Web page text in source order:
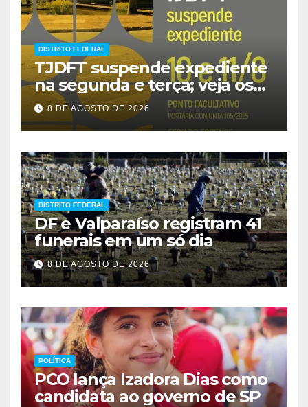
DISTRITO FEDERAL
TJDFT suspende expediente
na segunda e terça; veja os
prazos
8 DE AGOSTO DE 2026
DISTRITO FEDERAL
DF e Valparaíso registram 41
funerais em um só dia
8 DE AGOSTO DE 2026
POLÍTICA
PCO lança Izadora Dias como
candidata ao governo de SP